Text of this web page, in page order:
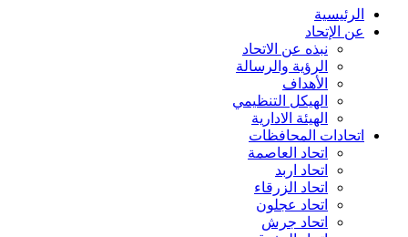
الرئيسية
عن الإتحاد
نبذه عن الاتحاد
الرؤية والرسالة
الأهداف
الهيكل التنظيمي
الهيئة الادارية
اتحادات المحافظات
اتحاد العاصمة
اتحاد اربد
اتحاد الزرقاء
اتحاد عجلون
اتحاد جرش